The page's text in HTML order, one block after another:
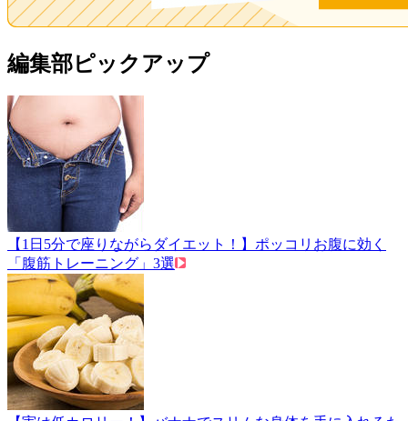
編集部ピックアップ
【1日5分で座りながらダイエット！】ポッコリお腹に効く
「腹筋トレーニング」3選